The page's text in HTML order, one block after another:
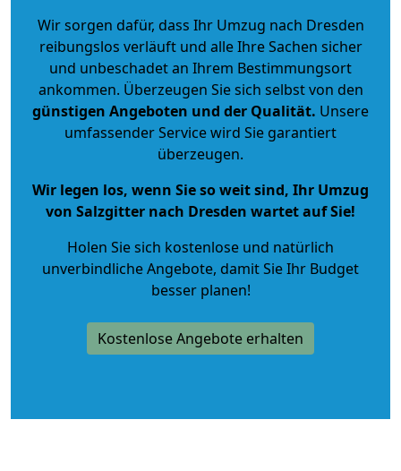
Wir sorgen dafür, dass Ihr Umzug nach Dresden
reibungslos verläuft und alle Ihre Sachen sicher
und unbeschadet an Ihrem Bestimmungsort
ankommen. Überzeugen Sie sich selbst von den
günstigen Angeboten und der Qualität. Unsere
umfassender Service wird Sie garantiert
überzeugen.
Wir legen los, wenn Sie so weit sind, Ihr Umzug
von Salzgitter nach Dresden wartet auf Sie!
Holen Sie sich kostenlose und natürlich
unverbindliche Angebote, damit Sie Ihr Budget
besser planen!
Kostenlose Angebote erhalten